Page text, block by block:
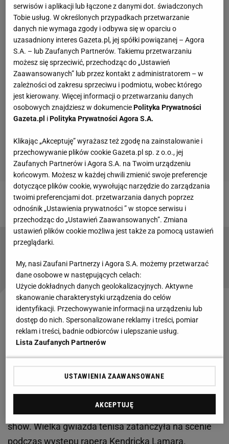
Zobacz wideo
Emocjonalny apel w TVP do Radwańskiej. "Kto
SUBSKRYPCJA
Williams zatańczyła na boisku
Obok prezydenta w lożach VIP zasiadło wiele innych
jak np. Kevin Costner, Pete Davidson czy Adam
Sandler i gwiazdy muzyki jak np.Taylor Swift
Gaga czy Paul McCartney. A małą sensacją okazał
się występ Sereny Williams podczas tzw. half-time
show. Wielka gwiazda tenisa zatańczyła na scenie
podczas występu rapera Kendricka Lamara.
serwisów i aplikacji lub łączone z danymi dot. świadczonych
Tobie usług. W określonych przypadkach przetwarzanie
danych nie wymaga zgody i odbywa się w oparciu o
uzasadniony interes Gazeta.pl, jej spółki powiązanej – Agora
S.A. – lub Zaufanych Partnerów. Takiemu przetwarzaniu
możesz się sprzeciwić, przechodząc do „Ustawień
Zaawansowanych” lub przez kontakt z administratorem – w
zależności od zakresu sprzeciwu i podmiotu, wobec którego
jest kierowany. Więcej informacji o przetwarzaniu danych
osobowych znajdziesz w dokumenciePolityka Prywatności
Gazeta.pl iPolityka Prywatności Agora S.A.
Klikając „Akceptuję” wyrażasz też zgodę na zainstalowanie i
przechowywanie plików cookie Gazeta.pl sp. z o.o., jej
Zaufanych Partnerów i Agora S.A. na Twoim urządzeniu
końcowym. Możesz w każdej chwili zmienić swoje preferencje
dotyczące plików cookie, wywołując narzędzie do zarządzania
twoimi preferencjami dot. przetwarzania danych poprzez
odnośnik „Ustawienia prywatności ” w stopce serwisu i
przechodząc do „Ustawień Zaawansowanych”. Zmiana
ustawień plików cookie możliwa jest także za pomocą ustawień
przeglądarki.
My, nasi Zaufani Partnerzy i Agora S.A. możemy przetwarzać
dane osobowe w następujących celach:
Użycie dokładnych danych geolokalizacyjnych. Aktywne
skanowanie charakterystyki urządzenia do celów
identyfikacji. Przechowywanie informacji na urządzeniu lub
dostęp do nich. Spersonalizowane reklamy i treści, pomiar
reklam i treści, badnie odbiorców i ulepszanie usług.
Lista Zaufanych Partnerów
USTAWIENIA ZAAWANSOWANE
AKCEPTUJĘ